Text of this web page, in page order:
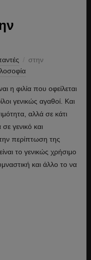
στην
η φιλία που οφείλεται
γενικώς αγαθοί. Και
αλλά σε κάτι
γενικό και
περίπτωση της
το γενικώς χρήσιμο
και άλλο το να